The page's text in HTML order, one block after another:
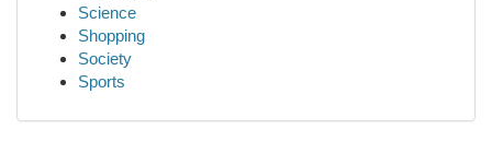
Science
Shopping
Society
Sports